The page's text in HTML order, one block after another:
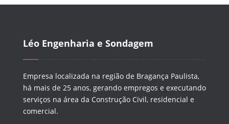
Léo Engenharia e Sondagem
Empresa localizada na região de Bragança Paulista,
há mais de 25 anos, gerando empregos e executando
serviços na área da Construção Civil, residencial e
comercial.